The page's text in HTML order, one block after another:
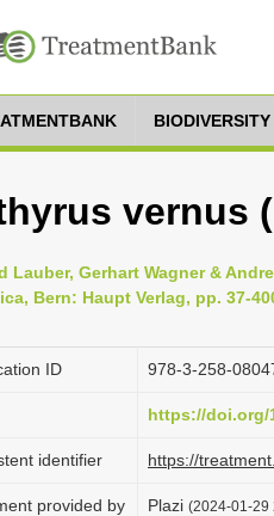
vernus
Lauber, Gerhart Wagner &
Bern: Haupt Verlag, pp. 37-
ID 978-3-258-
https://doi.org/
identifier https://
provided by Plazi (2024-01-29